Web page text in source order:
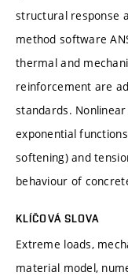
structural response
method software
thermal and
reinforcement are
standards.
exponential
softening) and
behaviour of
KLÍČOVÁ SLOVA
Extreme loads,
material model,